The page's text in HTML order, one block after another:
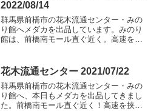
2022/08/14
群馬県前橋市の花木流通センター・みの
り館へメダカを出品しています。みのり
館は、前橋南モール直ぐ近く。高速を挟
珀青ラメゾウリムシ背ビレなし琥珀青ラ
メ背ビレなし琥珀青ラメ...
花木流通センター 2021/07/22
群馬県前橋市の花木流通センター・みの
り館へ、本日もメダカを出品してきまし
た。前橋南モール直ぐ近く！高速を挟ん